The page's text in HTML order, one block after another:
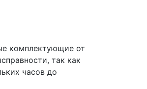
комплектующие от
так как
часов до